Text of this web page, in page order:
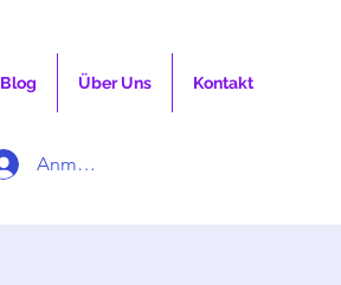
Blog Über Uns Kontakt
Anmelden